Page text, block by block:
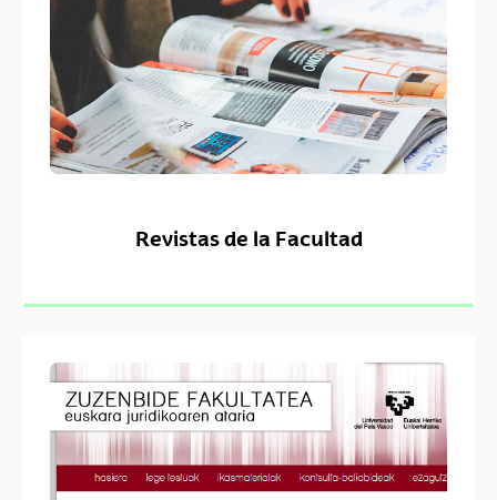
Revistas de la Facultad